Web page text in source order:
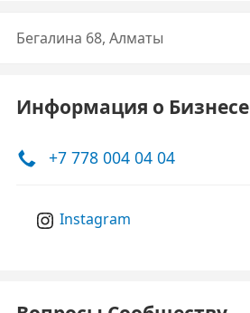
Бегалина 68, Алматы
Информация о Бизнесе
+7 778 004 04 04
Instagram